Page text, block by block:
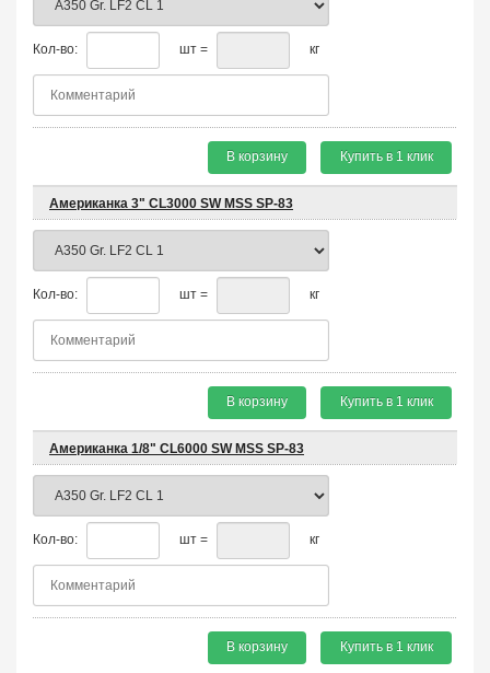
Кол-во: шт = кг
В корзину Купить в 1 клик
Американка 3" CL3000 SW MSS SP-83
Кол-во: шт = кг
В корзину Купить в 1 клик
Американка 1/8" CL6000 SW MSS SP-83
Кол-во: шт = кг
В корзину Купить в 1 клик